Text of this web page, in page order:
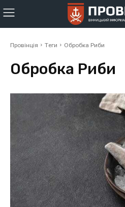
Провінція Теги Обробка Риби
Обробка Риби